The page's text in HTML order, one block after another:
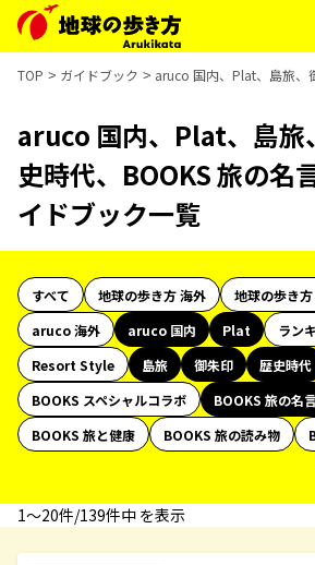
TOP ガイドブック aruco 国内、Plat、島旅、
aruco 国内、Plat、島旅
史時代、BOOKS 旅の名
イドブック一覧
すべて 地球の歩き方 海外
地球の歩き方
aruco 海外
aruco 国内 Plat
ラン
Resort Style
島旅 御朱印 歴史時代
BOOKS スペシャルコラボ
BOOKS 旅の名
BOOKS 旅と健康
BOOKS 旅の読み物
1〜20件/139件中 を表示